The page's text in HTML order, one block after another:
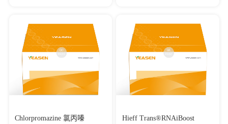
Chlorpromazine 氯丙嗪
Hieff Trans®RNAiBoost